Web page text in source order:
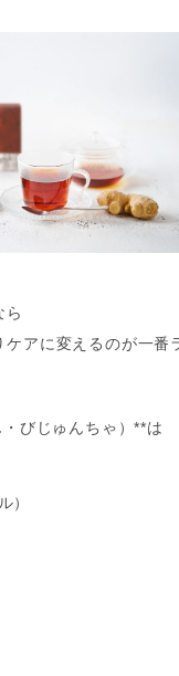
ら
ケアに変えるのが一番
びじゅんちゃ）**は
）